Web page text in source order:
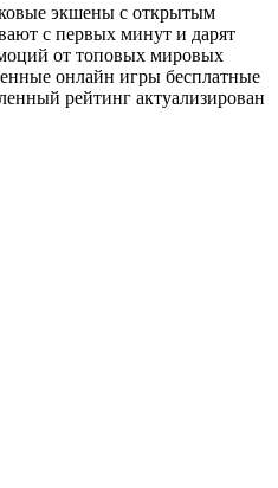
экшены с открытым
с первых минут и дарят
от топовых мировых
онлайн игры бесплатные
рейтинг актуализирован